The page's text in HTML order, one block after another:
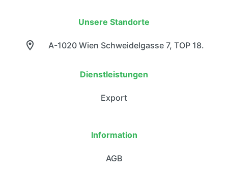
Unsere Standorte
A-1020 Wien Schweidelgasse 7, TOP 18.
Dienstleistungen
Export
Information
AGB